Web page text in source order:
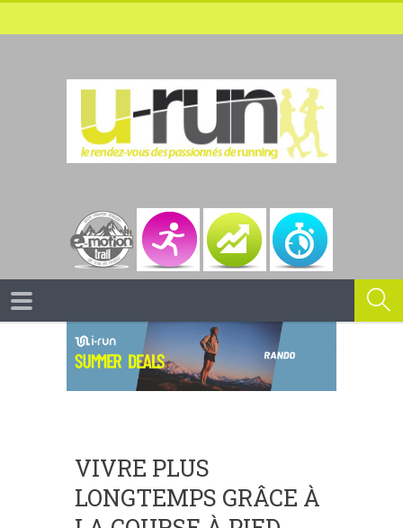
VIVRE PLUS
LONGTEMPS GRÂCE À